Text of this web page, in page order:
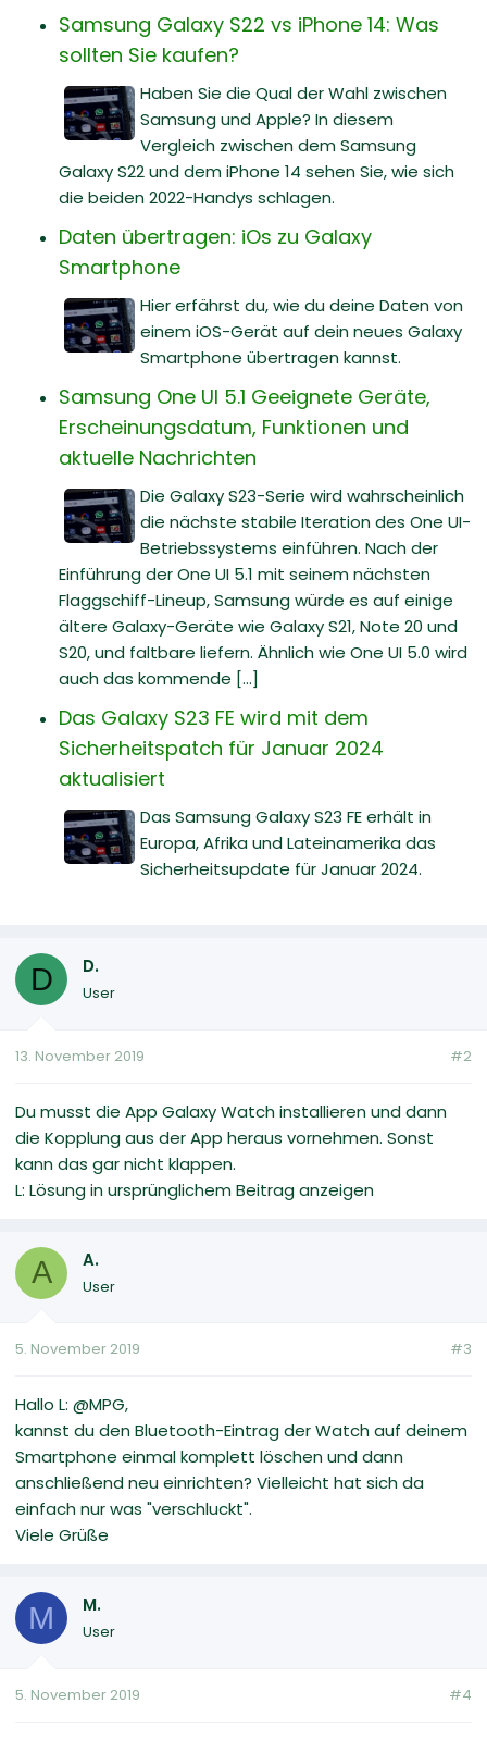
Samsung Galaxy S22 vs iPhone 14: Was
sollten Sie kaufen?
Haben Sie die Qual der Wahl zwischen
Samsung und Apple? In diesem
Vergleich zwischen dem Samsung
Galaxy S22 und dem iPhone 14 sehen Sie, wie sich
die beiden 2022-Handys schlagen.
Daten übertragen: iOs zu Galaxy
Smartphone
Hier erfährst du, wie du deine Daten von
einem iOS-Gerät auf dein neues Galaxy
Smartphone übertragen kannst.
Samsung One UI 5.1 Geeignete Geräte,
Erscheinungsdatum, Funktionen und
aktuelle Nachrichten
Die Galaxy S23-Serie wird wahrscheinlich
die nächste stabile Iteration des One UI-
Betriebssystems einführen. Nach der
Einführung der One UI 5.1 mit seinem nächsten
Flaggschiff-Lineup, Samsung würde es auf einige
ältere Galaxy-Geräte wie Galaxy S21, Note 20 und
S20, und faltbare liefern. Ähnlich wie One UI 5.0 wird
auch das kommende [...]
Das Galaxy S23 FE wird mit dem
Sicherheitspatch für Januar 2024
aktualisiert
Das Samsung Galaxy S23 FE erhält in
Europa, Afrika und Lateinamerika das
Sicherheitsupdate für Januar 2024.
D D.
User
13. November 2019 #2
Du musst die App Galaxy Watch installieren und dann
die Kopplung aus der App heraus vornehmen. Sonst
kann das gar nicht klappen.
L: Lösung in ursprünglichem Beitrag anzeigen
A A.
User
5. November 2019 #3
Hallo L: @MPG,
kannst du den Bluetooth-Eintrag der Watch auf deinem
Smartphone einmal komplett löschen und dann
anschließend neu einrichten? Vielleicht hat sich da
einfach nur was "verschluckt".
Viele Grüße
M M.
User
5. November 2019 #4